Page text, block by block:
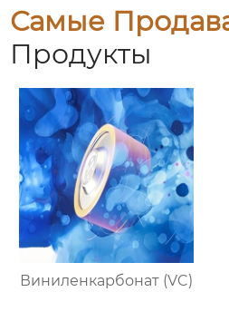
Самые
Продукты
Виниленкарбонат (VC)